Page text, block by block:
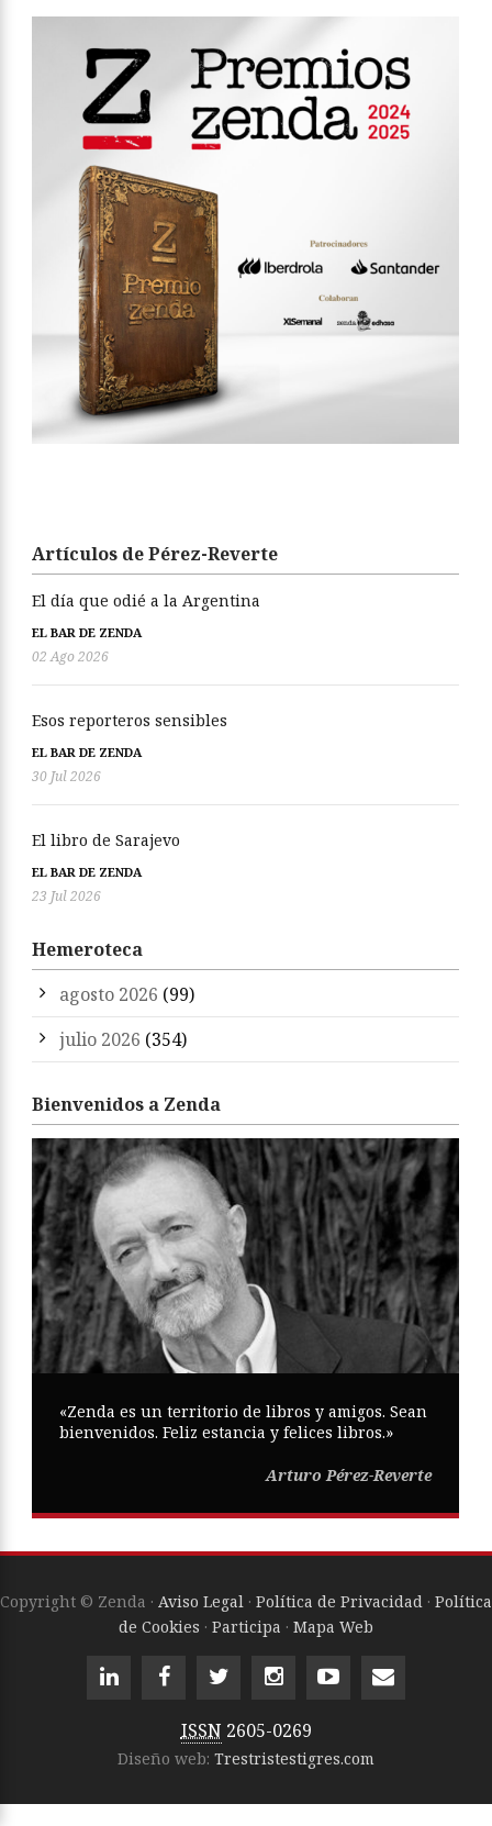
Artículos de Pérez-Reverte
El día que odié a la Argentina
EL BAR DE ZENDA
02 Ago 2026
Esos reporteros sensibles
EL BAR DE ZENDA
30 Jul 2026
El libro de Sarajevo
EL BAR DE ZENDA
23 Jul 2026
Hemeroteca
agosto 2026 (99)
julio 2026 (354)
Bienvenidos a Zenda
«Zenda es un territorio de libros y amigos. Sean
bienvenidos. Feliz estancia y felices libros.»
Arturo Pérez-Reverte
Copyright © Zenda · Aviso Legal · Política de Privacidad · Política
de Cookies · Participa · Mapa Web
ISSN 2605-0269
Diseño web: Trestristestigres.com